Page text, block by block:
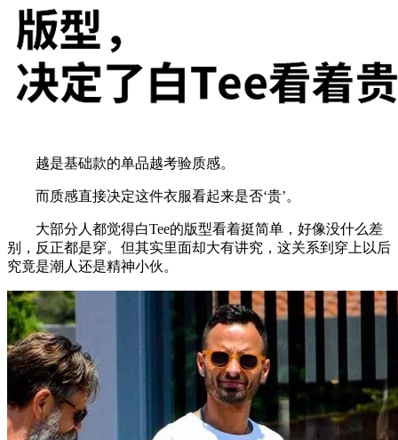
越是基础款的单品越考验质感。
而质感直接决定这件衣服看起来是否‘贵’。
大部分人都觉得白Tee的版型看着挺简单，好像没什么差
别，反正都是穿。但其实里面却大有讲究，这关系到穿上以后
究竟是潮人还是精神小伙。